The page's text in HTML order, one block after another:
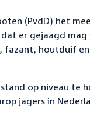
(PvdD) het
er gejaagd mag
fazant, houtduif
op niveau te
jagers in